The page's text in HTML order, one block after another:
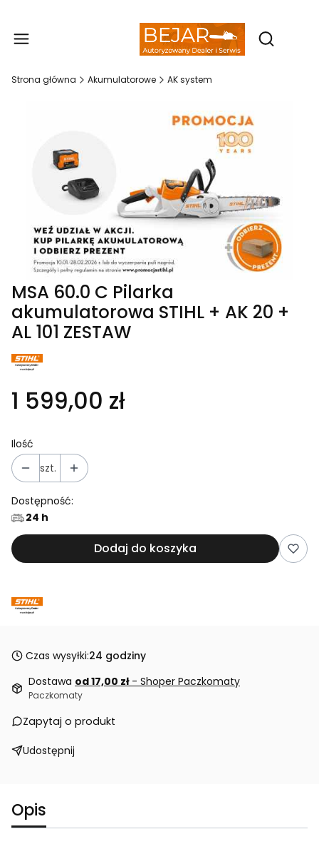
Otwórz
Strona główna Akumulatorowe AK system
MSA 60.0 C Pilarka
akumulatorowa STIHL + AK 20 +
AL 101 ZESTAW
1 599,00 zł
Ilość
szt.
Dostępność:
24 h
Dodaj do koszyka
Czas wysyłki:24 godziny
Dostawa od 17,00 zł - Shoper Paczkomaty
Paczkomaty
Zapytaj o produkt
Udostępnij
Opis